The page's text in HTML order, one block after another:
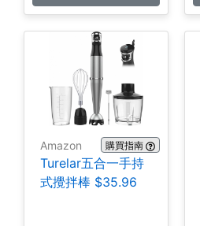
Amazon 購買指南
Turelar五合一手持
式攪拌棒 $35.96